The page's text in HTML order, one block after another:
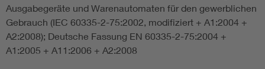
Ausgabegeräte und Warenautomaten für den gewerblichen
Gebrauch (IEC 60335-2-75:2002, modifiziert + A1:2004 +
A2:2008); Deutsche Fassung EN 60335-2-75:2004 +
A1:2005 + A11:2006 + A2:2008